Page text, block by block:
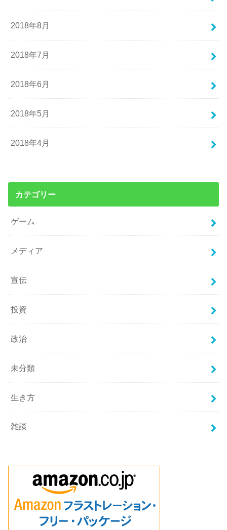
2018年8月
2018年7月
2018年6月
2018年5月
2018年4月
カテゴリー
ゲーム
メディア
宣伝
投資
政治
未分類
生き方
雑談